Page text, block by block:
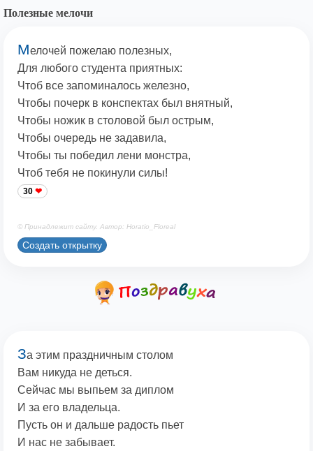
Полезные мелочи
Мелочей пожелаю полезных,
Для любого студента приятных:
Чтоб все запоминалось железно,
Чтобы почерк в конспектах был внятный,
Чтобы ножик в столовой был острым,
Чтобы очередь не задавила,
Чтобы ты победил лени монстра,
Чтоб тебя не покинули силы!
30
© Принадлежит сайту. Автор: Horatio_Floreal
Создать открытку
За этим праздничным столом
Вам никуда не деться.
Сейчас мы выпьем за диплом
И за его владельца.
Пусть он и дальше радость пьет
И нас не забывает.